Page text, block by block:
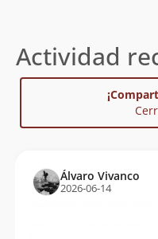
Actividad
Álvaro Vivanco
2026-06-14